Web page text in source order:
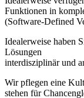
Funktionen in
(Software-Defined
Idealerweise haben
Lösungen
interdisziplinär und
Wir pflegen eine
stehen für